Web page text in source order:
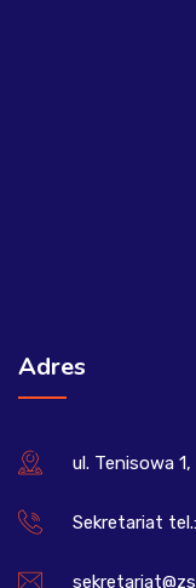
Adres
ul. Tenisowa
Sekretariat